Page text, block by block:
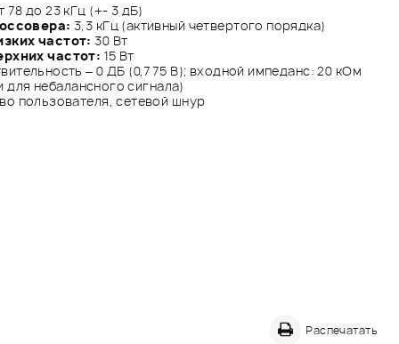
78 до 23 кГц (+- 3 дБ)
3,3 кГц (активный четвертого порядка)
частот: 30 Вт
частот: 15 Вт
– 0 ДБ (0,775 В); входной импеданс: 20 кОм
для небалансного сигнала)
пользователя, сетевой шнур
Распечатать